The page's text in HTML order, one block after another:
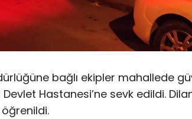
bağlı ekipler mahallede
Hastanesi’ne sevk edildi.